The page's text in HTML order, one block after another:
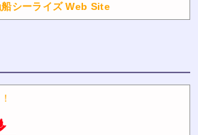
船シーライズ Web Site